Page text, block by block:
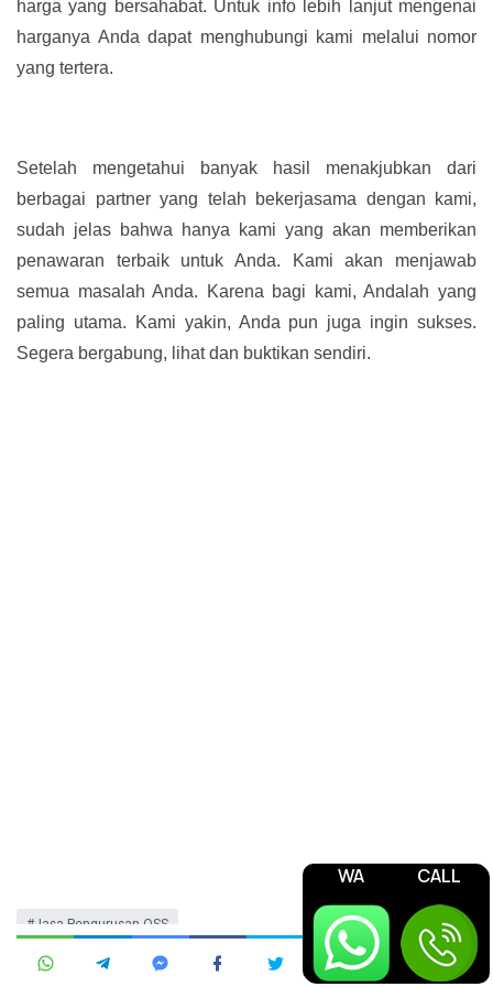
harga yang bersahabat. Untuk info lebih lanjut mengenai
harganya Anda dapat menghubungi kami melalui nomor
yang tertera.
Setelah mengetahui banyak hasil menakjubkan dari
berbagai partner yang telah bekerjasama dengan kami,
sudah jelas bahwa hanya kami yang akan memberikan
penawaran terbaik untuk Anda. Kami akan menjawab
semua masalah Anda. Karena bagi kami, Andalah yang
paling utama. Kami yakin, Anda pun juga ingin sukses.
Segera bergabung, lihat dan buktikan sendiri.
Jasa Pengurusan OSS
WA CALL